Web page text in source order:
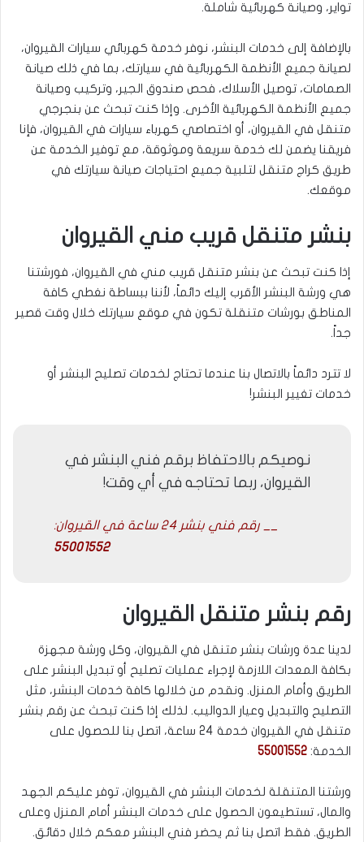
تواير، وصيانة كهربائية شاملة.
بالإضافة إلى خدمات البنشر، نوفر خدمة كهربائي سيارات القيروان،
لصيانة جميع الأنظمة الكهربائية في سيارتك، بما في ذلك صيانة
الصمامات، توصيل الأسلاك، فحص صندوق الجير، وتركيب وصيانة
جميع الأنظمة الكهربائية الأخرى. وإذا كنت تبحث عن بنجرجي
متنقل في القيروان، أو اختصاصي كهرباء سيارات في القيروان، فإنا
فريقنا يضمن لك خدمة سريعة وموثوقة، مع توفير الخدمة عن
طريق كراج متنقل لتلبية جميع احتياجات صيانة سيارتك في
موقعك.
بنشر متنقل قريب مني القيروان
إذا كنت تبحث عن بنشر متنقل قريب مني في القيروان، فورشتنا
هي ورشة البنشر الأقرب إليك دائماً، لأننا ببساطة نغطي كافة
المناطق بورشات متنقلة تكون في موقع سيارتك خلال وقت قصير
جداً.
لا تترد دائماً بالاتصال بنا عندما تحتاج لخدمات تصليح البنشر أو
خدمات تغيير البنشر!
نوصيكم بالاحتفاظ برقم فني البنشر في
القيروان، ربما تحتاجه في أي وقت!
__ رقم فني بنشر 24 ساعة في القيروان:
55001552
رقم بنشر متنقل القيروان
لدينا عدة ورشات بنشر متنقل في القيروان، وكل ورشة مجهزة
بكافة المعدات اللازمة لإجراء عمليات تصليح أو تبديل البنشر على
الطريق وأمام المنزل. ونقدم من خلالها كافة خدمات البنشر، مثل
التصليح والتبديل وعيار الدواليب. لذلك إذا كنت تبحث عن رقم بنشر
متنقل في القيروان خدمة 24 ساعة، اتصل بنا للحصول على
الخدمة: 55001552
ورشتنا المتنقلة لخدمات البنشر في القيروان، توفر عليكم الجهد
والمال، تستطيعون الحصول على خدمات البنشر أمام المنزل وعلى
الطريق. فقط اتصل بنا ثم يحضر فني البنشر معكم خلال دقائق.